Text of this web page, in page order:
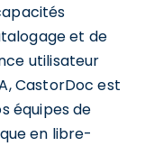
et de
utilisateur
CastorDoc est
équipes de
en libre-